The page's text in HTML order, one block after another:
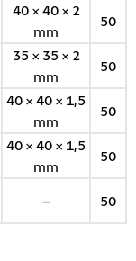
40 × 40 × 2
mm
50
35 × 35 × 2
mm
50
40 × 40 × 1,5
mm
50
40 × 40 × 1,5
mm
50
– 50